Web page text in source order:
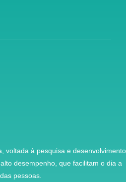
voltada à pesquisa e desenvolvimento
desempenho, que facilitam o dia a
pessoas.